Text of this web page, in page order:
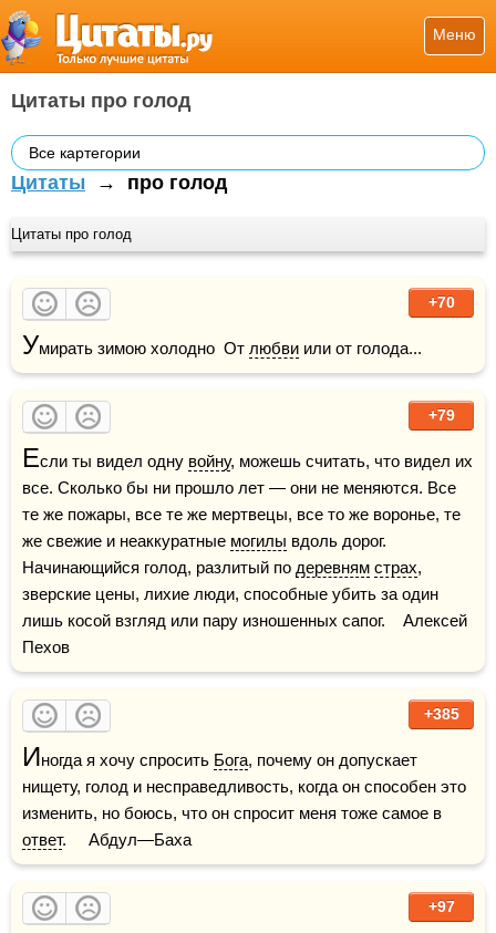
Меню
Цитаты про голод
Все картегории
Цитаты → про голод
Цитаты про голод
+70
Умирать зимою холодно  От любви или от голода...
+79
Если ты видел одну войну, можешь считать, что видел их
все. Сколько бы ни прошло лет — они не меняются. Все
те же пожары, все те же мертвецы, все то же воронье, те
же свежие и неаккуратные могилы вдоль дорог.
Начинающийся голод, разлитый по деревням страх,
зверские цены, лихие люди, способные убить за один
лишь косой взгляд или пару изношенных сапог.    Алексей
Пехов
+385
Иногда я хочу спросить Бога, почему он допускает
нищету, голод и несправедливость, когда он способен это
ответ.     Абдул—Баха
+97